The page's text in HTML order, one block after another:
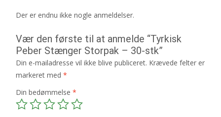
Der er endnu ikke nogle anmeldelser.
Vær den første til at anmelde “Tyrkisk
Peber Stænger Storpak – 30-stk”
Din e-mailadresse vil ikke blive publiceret. Krævede felter er
markeret med *
Din bedømmelse *